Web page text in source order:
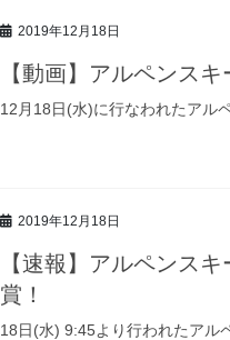
2019年12月18日
【動画】アルペンス
12月18日(水)に行なわれたアル
2019年12月18日
【速報】アルペンス
賞！
18日(水) 9:45より行われたアル